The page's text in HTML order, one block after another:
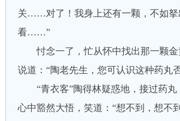
关……对了！我身上还有一颗，不如拏
看……”
忖念一了，忙从怀中找出那一颗金
说道：“陶老先生，您可认识这种药丸
“青衣客”陶得林疑惑地，接过药丸
心中豁然大悟，笑道：“想不到，想不